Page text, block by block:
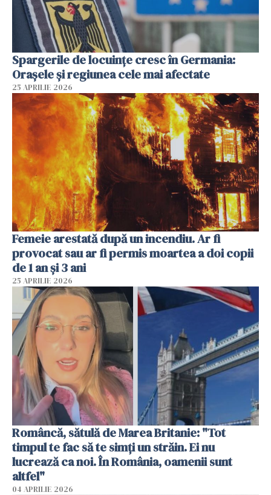
Spargerile de locuințe cresc în Germania:
Orașele și regiunea cele mai afectate
25 APRILIE 2026
Femeie arestată după un incendiu. Ar fi
provocat sau ar fi permis moartea a doi copii
de 1 an și 3 ani
25 APRILIE 2026
Româncă, sătulă de Marea Britanie: "Tot
timpul te fac să te simți un străin. Ei nu
lucrează ca noi. În România, oamenii sunt
altfel"
04 APRILIE 2026